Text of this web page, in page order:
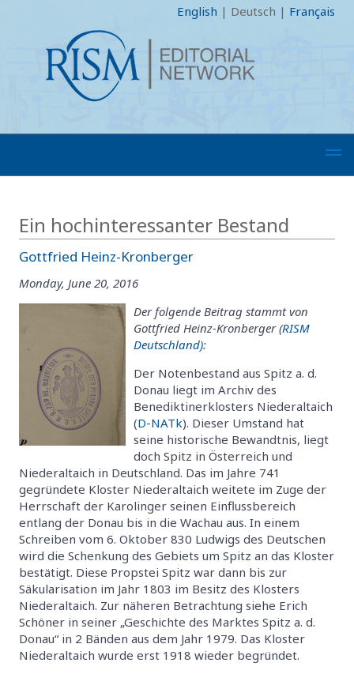
English | Deutsch | Français
Ein hochinteressanter Bestand
Gottfried Heinz-Kronberger
Monday, June 20, 2016
Der folgende Beitrag stammt von
Gottfried Heinz-Kronberger (RISM
Deutschland):
Der Notenbestand aus Spitz a. d.
Donau liegt im Archiv des
Benediktinerklosters Niederaltaich
(D-NATk). Dieser Umstand hat
seine historische Bewandtnis, liegt
doch Spitz in Österreich und
Niederaltaich in Deutschland. Das im Jahre 741
gegründete Kloster Niederaltaich weitete im Zuge der
Herrschaft der Karolinger seinen Einflussbereich
entlang der Donau bis in die Wachau aus. In einem
Schreiben vom 6. Oktober 830 Ludwigs des Deutschen
wird die Schenkung des Gebiets um Spitz an das Kloster
bestätigt. Diese Propstei Spitz war dann bis zur
Säkularisation im Jahr 1803 im Besitz des Klosters
Niederaltaich. Zur näheren Betrachtung siehe Erich
Schöner in seiner „Geschichte des Marktes Spitz a. d.
Donau“ in 2 Bänden aus dem Jahr 1979. Das Kloster
Niederaltaich wurde erst 1918 wieder begründet.